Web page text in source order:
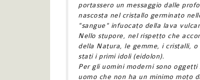
portassero un messaggio dalle
nascosta nel cristallo germinato
"sangue" infuocato della lava
Nello stupore, nel rispetto che
della Natura, le gemme, i cristalli,
stati i primi idoli (eidolon).
Per gli uomini moderni sono
uomo che non ha un minimo moto